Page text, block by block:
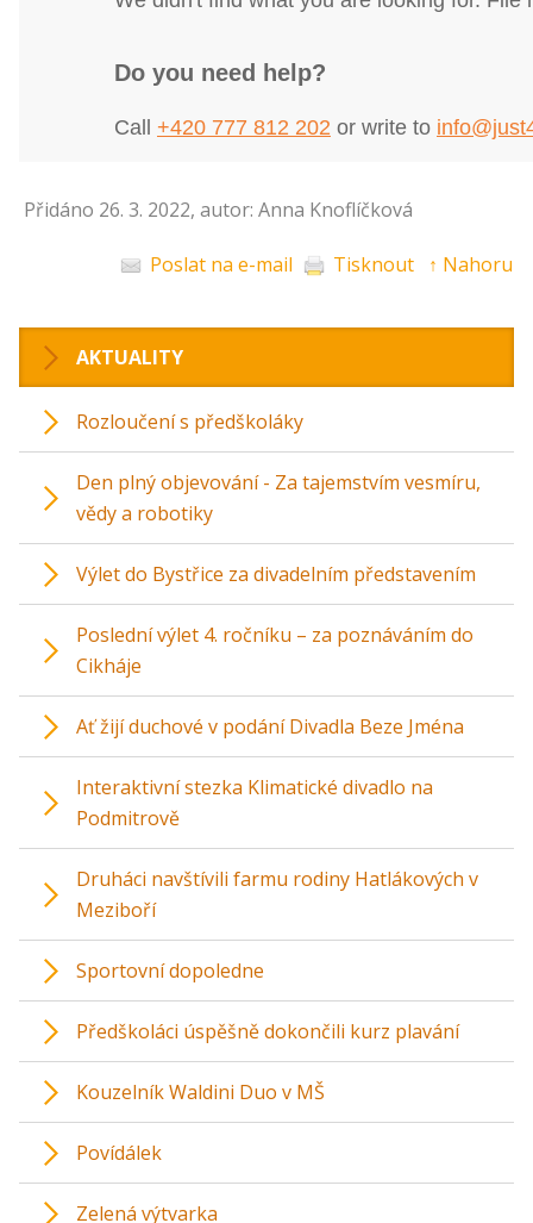
Přidáno 26. 3. 2022, autor: Anna Knoflíčková
Poslat na e-mail Tisknout ↑ Nahoru
AKTUALITY
Rozloučení s předškoláky
Den plný objevování - Za tajemstvím vesmíru,
vědy a robotiky
Výlet do Bystřice za divadelním představením
Poslední výlet 4. ročníku – za poznáváním do
Cikháje
Ať žijí duchové v podání Divadla Beze Jména
Interaktivní stezka Klimatické divadlo na
Podmitrově
Druháci navštívili farmu rodiny Hatlákových v
Meziboří
Sportovní dopoledne
Předškoláci úspěšně dokončili kurz plavání
Kouzelník Waldini Duo v MŠ
Povídálek
Zelená výtvarka